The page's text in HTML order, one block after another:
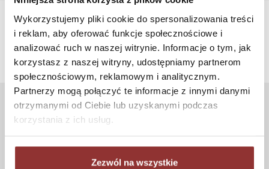
Wykorzystujemy pliki cookie do spersonalizowania treści
i reklam, aby oferować funkcje społecznościowe i
analizować ruch w naszej witrynie. Informacje o tym, jak
korzystasz z naszej witryny, udostępniamy partnerom
społecznościowym, reklamowym i analitycznym.
Partnerzy mogą połączyć te informacje z innymi danymi
otrzymanymi od Ciebie lub uzyskanymi podczas
korzystania z ich usług.
Zezwól na wszystkie
381 865